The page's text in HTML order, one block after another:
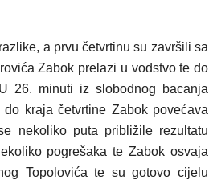
a prvu četvrtinu su završili sa
Zabok prelazi u vodstvo te do
26. minuti iz slobodnog bacanja
kraja četvrtine Zabok povećava
nekoliko puta približile rezultatu
pogrešaka te Zabok osvaja
Topolovića te su gotovo cijelu